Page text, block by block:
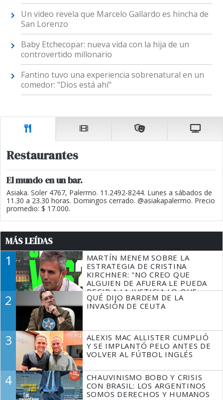
Un video revela que Marcelo Gallardo es hincha de
San Lorenzo
Baby Etchecopar: nueva vida con la hija de un
controvertido millonario
Fantino tuvo una experiencia sobrenatural en un
comedor: "Dios está ahí"
Restaurantes
El mundo en un bar.
Asiaka. Soler 4767, Palermo. 11.2492-8244. Lunes a sábados de
11.30 a 23.30 horas. Domingos cerrado. @asiakapalermo. Precio
promedio: $ 17.000.
MÁS LEÍDAS
1
MARTÍN MENEM SOBRE LA
ESTRATEGIA DE CRISTINA
KIRCHNER: "NO CREO QUE
ALGUIEN DE AFUERA LE PUEDA
DECIR A LA JUSTICIA LO QUE
TIENE QUE HACER"
2
QUÉ DIJO BARDEM DE LA
INVASIÓN DE CEUTA
3
ALEXIS MAC ALLISTER CUMPLIÓ
Y SE IMPLANTÓ PELO ANTES DE
VOLVER AL FÚTBOL INGLÉS
4
CHAUVINISMO BOBO Y CRISIS
CON BRASIL: LOS ARGENTINOS
SOMOS DERECHOS Y HUMANOS